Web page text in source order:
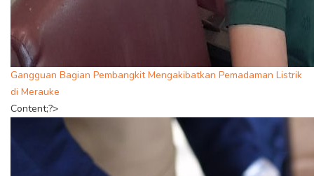
Gangguan Bagian Pembangkit Mengakibatkan Pemadaman Listrik
di Merauke
Content;?>